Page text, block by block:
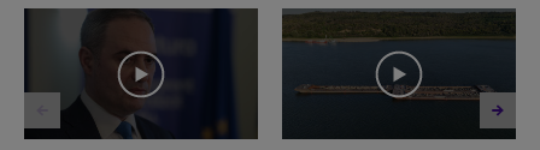
18
minutes,
seconds